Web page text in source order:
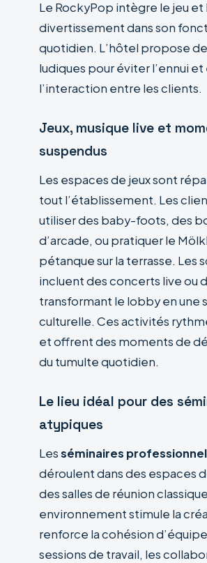
Le RockyPop intègre le jeu et
divertissement dans son
quotidien. L’hôtel propose
ludiques pour éviter l’ennui
l’interaction entre les clients.
Jeux, musique live et
suspendus
Les espaces de jeux sont
tout l’établissement. Les
utiliser des baby-foots, des
d’arcade, ou pratiquer le
pétanque sur la terrasse. Les
incluent des concerts live ou
transformant le lobby en une
culturelle. Ces activités
et offrent des moments de
du tumulte quotidien.
Le lieu idéal pour des
atypiques
Lesséminaires
déroulent dans des espaces
des salles de réunion
environnement stimule la
renforce la cohésion
sessions de travail, les